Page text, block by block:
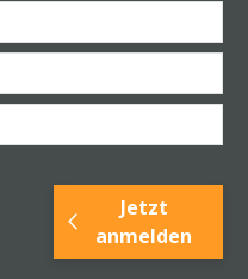
Jetzt
anmelden